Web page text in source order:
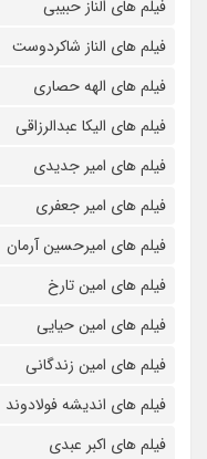
فیلم های الناز حبیبی
فیلم های الناز شاکردوست
فیلم های الهه حصاری
فیلم های الیکا عبدالرزاقی
فیلم های امیر جدیدی
فیلم های امیر جعفری
فیلم های امیرحسین آرمان
فیلم های امین تارخ
فیلم های امین حیایی
فیلم های امین زندگانی
فیلم های اندیشه فولادوند
فیلم های اکبر عبدی